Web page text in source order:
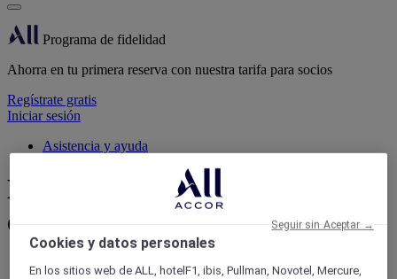
Programa de fidelidad
Ahorra en tu primera reserva con nuestra tarifa para socios
Regístrate gratis
Iniciar sesión
Asistencia y ayuda
Busque su hotel, organice su
evento
Cookies y datos personales
En los sitios web de ALL, hotelF1, ibis, Pullman, Novotel, Mercure,
Seguir sin Aceptar →